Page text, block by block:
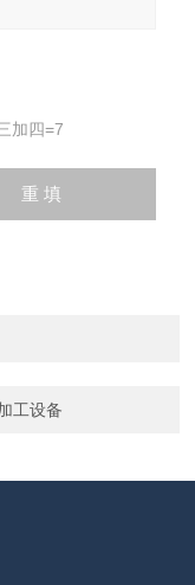
加四=7
工设备